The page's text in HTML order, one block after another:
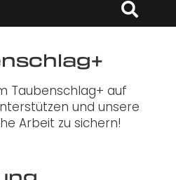
Taubenschlag+ auf
und unsere
Arbeit zu sichern!